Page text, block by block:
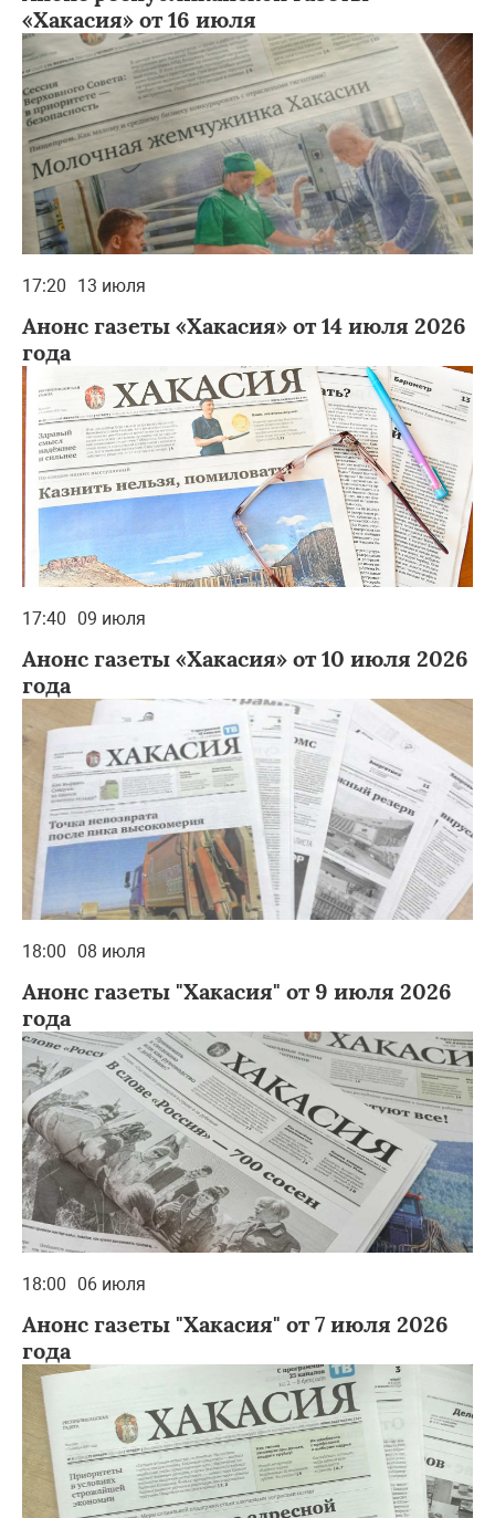
«Хакасия» от 16 июля
17:20 13 июля
Анонс газеты «Хакасия» от 14 июля 2026
года
17:40 09 июля
Анонс газеты «Хакасия» от 10 июля 2026
года
18:00 08 июля
Анонс газеты "Хакасия" от 9 июля 2026
года
18:00 06 июля
Анонс газеты "Хакасия" от 7 июля 2026
года